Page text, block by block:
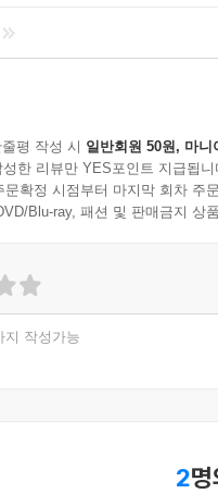
평 작성 시 일반회원 50원, 마니
한 리뷰만 YES포인트 지급됩니
문확정 시점부터 마지막 회차 주
Blu-ray, 패션 및 판매금지 상
지 작성가능
2